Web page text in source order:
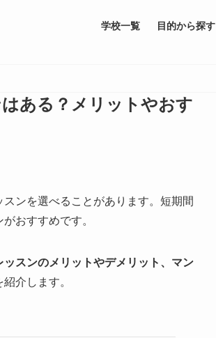
学校一覧 目的から探す
ある？メリットやおす
ンを選べることがあります。短期間
おすすめです。
スンのメリットやデメリット、マン
紹介します。